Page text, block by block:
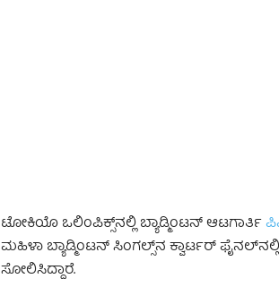
ಟೋಕಿಯೊ ಒಲಿಂಪಿಕ್ಸ್‌ನಲ್ಲಿ ಬ್ಯಾಡ್ಮಿಂಟನ್ ಆಟಗಾರ್ತಿ
ಮಹಿಳಾ ಬ್ಯಾಡ್ಮಿಂಟನ್ ಸಿಂಗಲ್ಸ್‌ನ ಕ್ವಾರ್ಟರ್
ಸೋಲಿಸಿದ್ದಾರೆ.